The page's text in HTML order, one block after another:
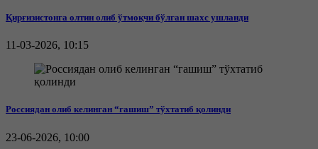
Қирғизистонга олтин олиб ўтмоқчи бўлган шахс ушланди
11-03-2026, 10:15
Россиядан олиб келинган “гашиш” тўхтатиб қолинди
23-06-2026, 10:00